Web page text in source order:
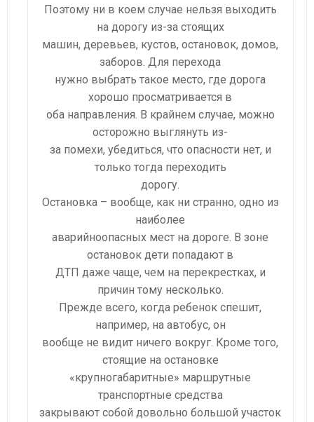
Поэтому ни в коем случае нельзя выходить
на дорогу из-за стоящих
машин, деревьев, кустов, остановок, домов,
заборов. Для перехода
нужно выбрать такое место, где дорога
хорошо просматривается в
оба направления. В крайнем случае, можно
осторожно выглянуть из-
за помехи, убедиться, что опасности нет, и
только тогда переходить
дорогу.
Остановка – вообще, как ни странно, одно из
наиболее
аварийноопасных мест на дороге. В зоне
остановок дети попадают в
ДТП даже чаще, чем на перекрестках, и
причин тому несколько.
Прежде всего, когда ребенок спешит,
например, на автобус, он
вообще не видит ничего вокруг. Кроме того,
стоящие на остановке
«крупногабаритные» маршрутные
транспортные средства
закрывают собой довольно большой участок